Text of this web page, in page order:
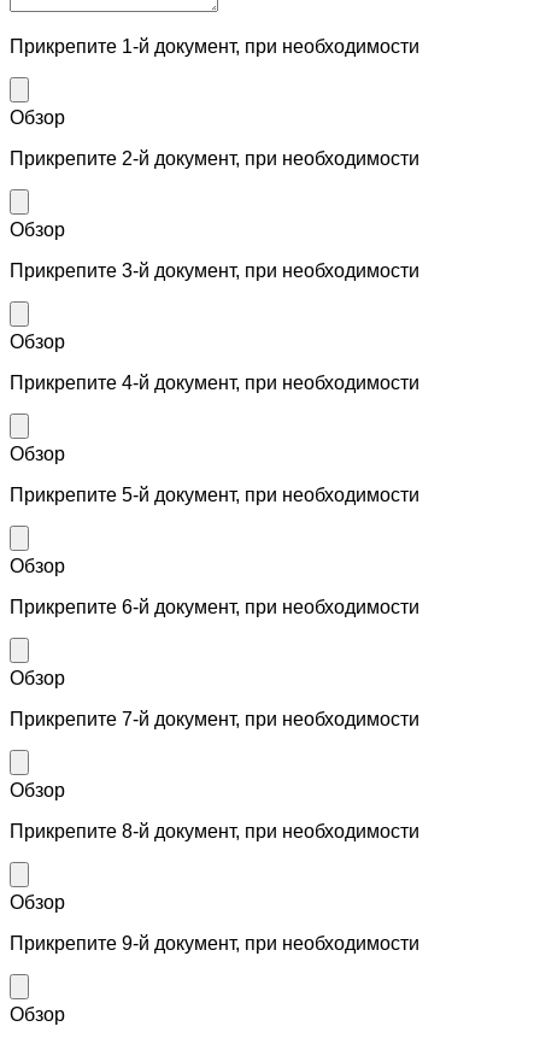
Прикрепите 1-й документ, при необходимости
Обзор
Прикрепите 2-й документ, при необходимости
Обзор
Прикрепите 3-й документ, при необходимости
Обзор
Прикрепите 4-й документ, при необходимости
Обзор
Прикрепите 5-й документ, при необходимости
Обзор
Прикрепите 6-й документ, при необходимости
Обзор
Прикрепите 7-й документ, при необходимости
Обзор
Прикрепите 8-й документ, при необходимости
Обзор
Прикрепите 9-й документ, при необходимости
Обзор